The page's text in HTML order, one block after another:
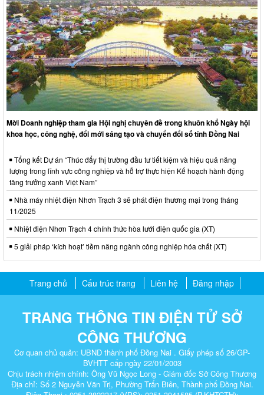
Mời Doanh nghiệp tham gia Hội nghị chuyên đề trong khuôn khổ Ngày hội
khoa học, công nghệ, đổi mới sáng tạo và chuyển đổi số tỉnh Đồng Nai
Tổng kết Dự án “Thúc đẩy thị trường đầu tư tiết kiệm và hiệu quả năng
lượng trong lĩnh vực công nghiệp và hỗ trợ thực hiện Kế hoạch hành động
tăng trưởng xanh Việt Nam”
Nhà máy nhiệt điện Nhơn Trạch 3 sẽ phát điện thương mại trong tháng
11/2025
Nhiệt điện Nhơn Trạch 4 chính thức hòa lưới điện quốc gia (XT)
5 giải pháp ‘kích hoạt’ tiềm năng ngành công nghiệp hóa chất (XT)
Trang chủ Cấu trúc trang Liên hệ Đăng nhập
TRANG THÔNG TIN ĐIỆN TỬ SỞ
CÔNG THƯƠNG
Cơ quan chủ quản: UBND thành phố Đồng Nai . Giấy phép số 26/GP-
BVHTT cấp ngày 22/01/2003
Chịu trách nhiệm chính: Ông Vũ Ngọc Long - Giám đốc Sở Công Thương
Địa chỉ: Số 2 Nguyễn Văn Trị, Phường Trấn Biên, Thành phố Đồng Nai.